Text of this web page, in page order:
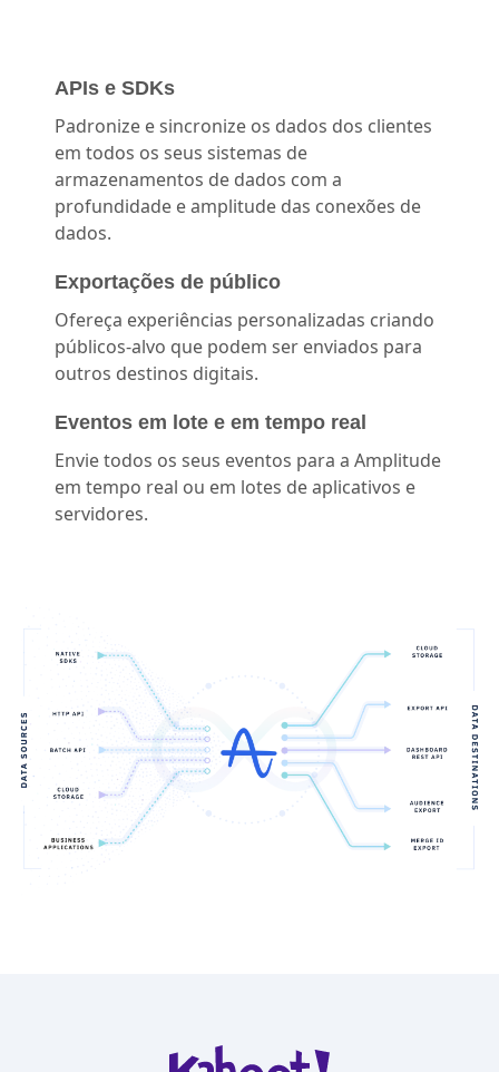
APIs e SDKs
Padronize e sincronize os dados dos clientes
em todos os seus sistemas de
armazenamentos de dados com a
profundidade e amplitude das conexões de
dados.
Exportações de público
Ofereça experiências personalizadas criando
públicos-alvo que podem ser enviados para
outros destinos digitais.
Eventos em lote e em tempo real
Envie todos os seus eventos para a Amplitude
em tempo real ou em lotes de aplicativos e
servidores.